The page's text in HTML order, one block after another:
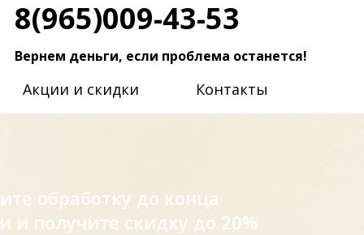
8(965)009-43-53
Вернем деньги, если проблема останется!
Акции и скидки Контакты
обработку до конца
и получите скидку до 20%